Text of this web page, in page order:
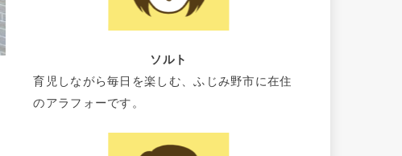
ソルト
育児しながら毎日を楽しむ、ふじみ野市に在住
のアラフォーです。